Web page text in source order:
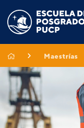
Maestrías